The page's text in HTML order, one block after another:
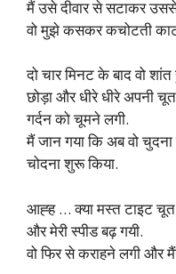
मैं उसे दीवार से सटाकर उससे
वो मुझे कसकर कचोटती
दो चार मिनट के बाद वो
छोड़ा और धीरे धीरे अपनी
गर्दन को चूमने लगी.
मैं जान गया कि अब वो
चोदना शुरू किया.
आह्ह … क्या मस्त टाइट
और मेरी स्पीड बढ़ गयी.
वो फिर से कराहने लगी और